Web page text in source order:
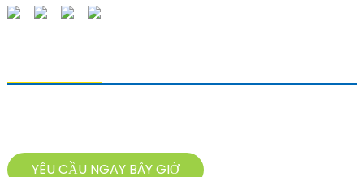
YÊU CẦU NGAY BÂY GIỜ